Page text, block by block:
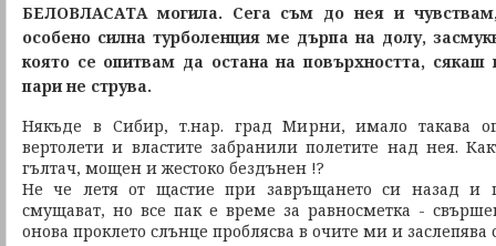
БЕЛОВЛАСАТАмогила. Сега съм до нея и
особено силна турболенция ме дърпа на долу,
която се опитвам да остана на повърхността, сякаш
пари не струва.
Някъде в Сибир, т.нар. град Мирни, имало такава
вертолети и властите забранили полетите над нея.
гълтач, мощен и жестоко бездънен !?
Не че летя от щастие при завръщането си назад и
смущават, но все пак е време за равносметка -
онова проклето слънце проблясва в очите ми и заслепява